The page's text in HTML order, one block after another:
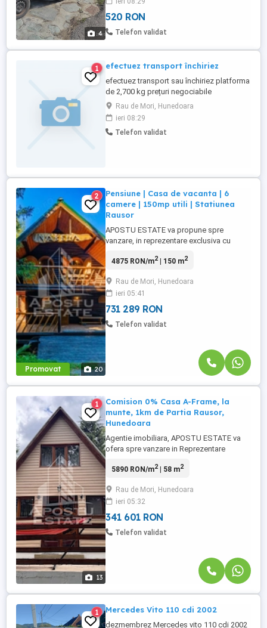
4
520 RON
Telefon validat
1 efectuez transport închiriez
efectuez transport sau închiriez platforma
de 2,700 kg prețuri negociabile
Rau de Mori, Hunedoara
ieri 08:29
Telefon validat
Promovat 20
2
Pensiune | Casa de vacanta | 6
camere | 150mp utili | Statiunea
Rausor
APOSTU ESTATE va propune spre
vanzare, in reprezentare exclusiva cu
casa de vacanta desfasurata pe 3 niveluri
de metri fata de statiunea de ski Rausor,
chiar in directia partiei. Suprafata utila de
150mp, este compartimentata ...
4875 RON/m2| 150 m2
Rau de Mori, Hunedoara
ieri 05:41
731 289 RON
Telefon validat
13
1
Comision 0% Casa A-Frame, la
munte, 1km de Partia Rausor,
Hunedoara
Agentie imobiliara, APOSTU ESTATE va
ofera spre vanzare in Reprezentare
casa A-Frame, situata in Statiunea Rausor,
Hunedoara. Actualul proprietar, a construit
aceasta ca in anul 2022. Casa are o
suprafata utila de ...
5890 RON/m2| 58 m2
Rau de Mori, Hunedoara
ieri 05:32
341 601 RON
Telefon validat
1 Mercedes Vito 110 cdi 2002
dezmembrez Mercedes vito 110 cdi 2002